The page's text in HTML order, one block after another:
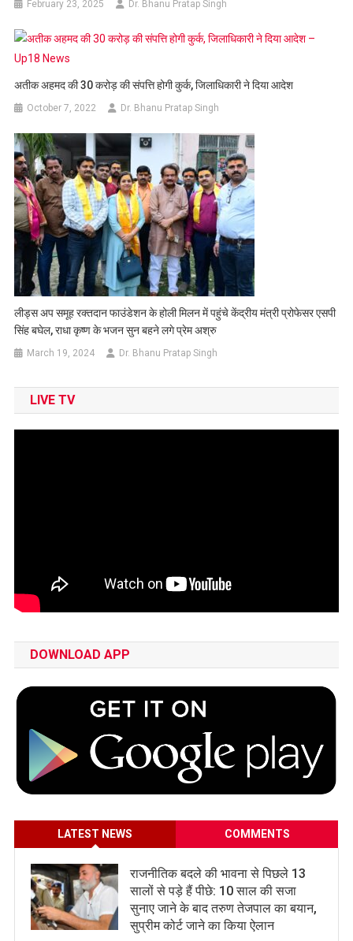
February 23, 2025 Dr. Bhanu Pratap Singh
अतीक अहमद की 30 करोड़ की संपत्ति होगी कुर्क, जिलाधिकारी ने दिया आदेश
October 7, 2022 Dr. Bhanu Pratap Singh
लीड्स अप समूह रक्तदान फाउंडेशन के होली मिलन में पहुंचे केंद्रीय मंत्री प्रोफेसर एसपी
सिंह बघेल, राधा कृष्ण के भजन सुन बहने लगे प्रेम अश्रु
March 19, 2024 Dr. Bhanu Pratap Singh
LIVE TV
DOWNLOAD APP
LATEST NEWS COMMENTS
राजनीतिक बदले की भावना से पिछले 13
सालों से पड़े हैं पीछे: 10 साल की सजा
सुनाए जाने के बाद तरुण तेजपाल का बयान,
सुप्रीम कोर्ट जाने का किया ऐलान